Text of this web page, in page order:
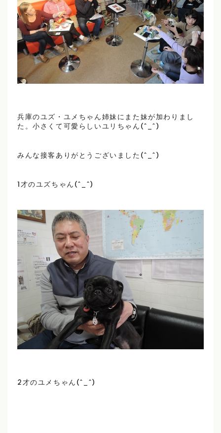
兵庫のユズ・ユメちゃん姉妹にまた妹が加わりまし
た。小さくて可愛らしいユリちゃん(^_^)
みんな接客ありがとうございました(^_^)
1才のユズちゃん(^_^)
2才のユメちゃん(^_^)